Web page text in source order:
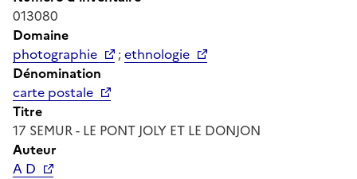
013080
Domaine
photographie
;ethnologie
Dénomination
carte postale
Titre
17 SEMUR - LE PONT JOLY ET LE DONJON
Auteur
A D